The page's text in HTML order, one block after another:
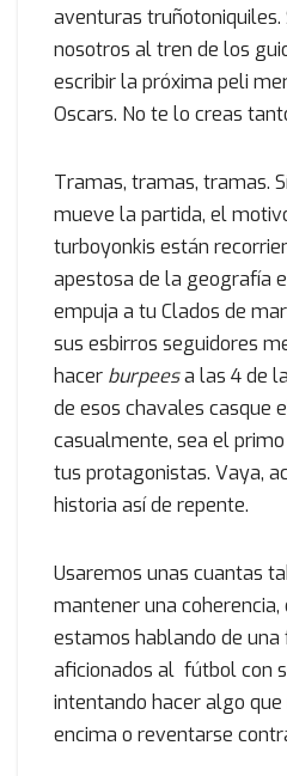
aventuras truñotoniquiles.
nosotros al tren de los
escribir la próxima peli
Oscars. No te lo creas
Tramas, tramas, tramas.
mueve la partida, el
turboyonkis están
apestosa de la geografía
empuja a tu Clados de
sus esbirros seguidores
hacer burpeesa las 4 de
de esos chavales casque
casualmente, sea el
tus protagonistas. Vaya,
historia así de repente.
Usaremos unas cuantas
mantener una coherencia,
estamos hablando de una
aficionados al fútbol con
intentando hacer algo que
encima o reventarse